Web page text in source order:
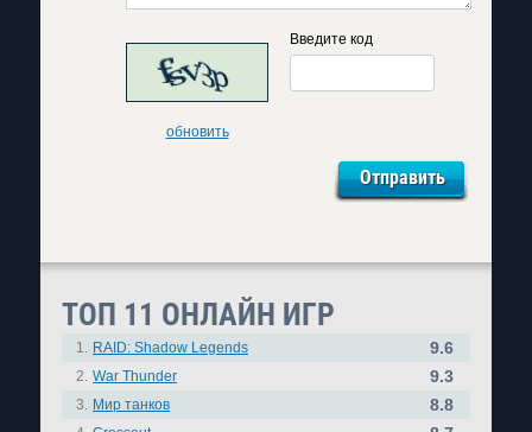
обновить
Введите код
ТОП 11 ОНЛАЙН ИГР
1. RAID: Shadow Legends 9.6
2. War Thunder 9.3
3. Мир танков 8.8